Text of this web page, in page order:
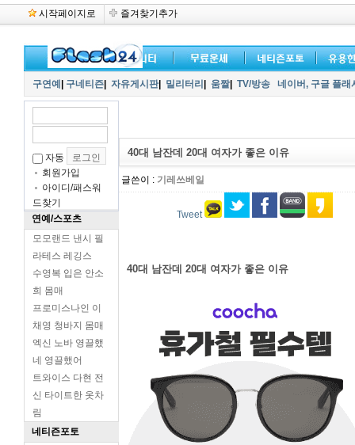
시작페이지로 즐겨찾기추가
구연예 구네티즌 자유게시판| 밀리터리 움짤| TV/방송 네이버, 구글 플
자동
회원가입
아이디/패스워
드찾기
연예/스포츠
모모랜드 낸시 필
라테스 레깅스
수영복 입은 안소
희 몸매
프로미스나인 이
채영 청바지 몸매
엑신 노바 영끌했
네 영끌했어
트와이스 다현 전
신 타이트한 옷차
림
네티즌포토
40대 남잔데 20대 여자가 좋은 이유
글쓴이 : 기레쓰베일
Tweet
40대 남잔데 20대 여자가 좋은 이유